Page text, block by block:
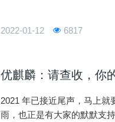
2022-01-12 6817
优麒麟：请查收，你
2021 年已接近尾声，马上
雨，也正是有大家的默默支